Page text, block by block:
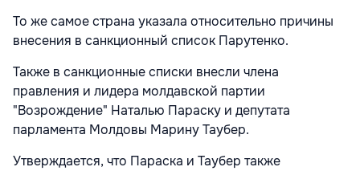
То же самое страна указала относительно причины
внесения в санкционный список Парутенко.
Также в санкционные списки внесли члена
правления и лидера молдавской партии
"Возрождение" Наталью Параску и депутата
парламента Молдовы Марину Таубер.
Утверждается, что Параска и Таубер также